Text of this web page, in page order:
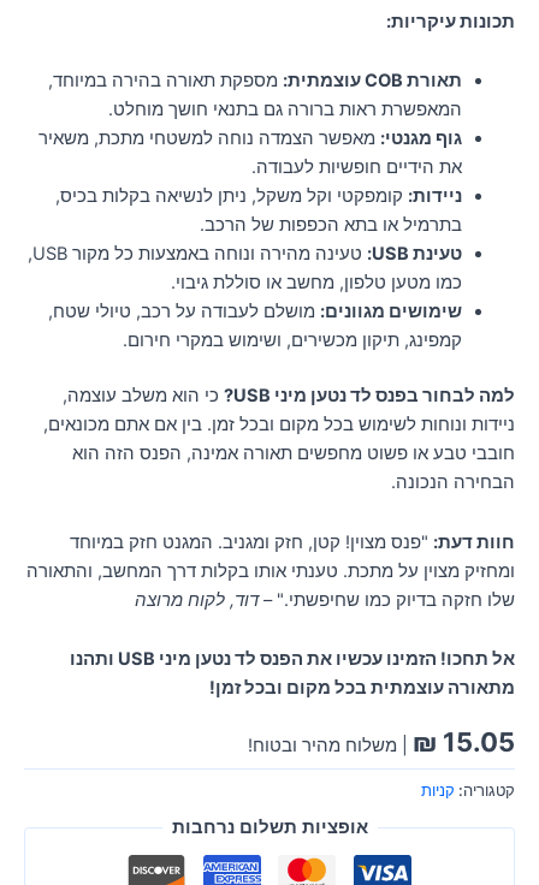
תכונות עיקריות:
תאורת COB עוצמתית:
מספקת תאורה בהירה במיוחד,
המאפשרת ראות ברורה גם בתנאי חושך מוחלט.
גוף מגנטי: מאפשר הצמדה נוחה למשטחי מתכת, משאיר
את הידיים חופשיות לעבודה.
ניידות: קומפקטי וקל משקל, ניתן לנשיאה בקלות בכיס,
בתרמיל או בתא הכפפות של הרכב.
טעינת USB:
טעינה מהירה ונוחה באמצעות כל מקור USB,
כמו מטען טלפון, מחשב או סוללת גיבוי.
שימושים מגוונים: מושלם לעבודה על רכב, טיולי שטח,
קמפינג, תיקון מכשירים, ושימוש במקרי חירום.
למה לבחור בפנס לד נטען מיני USB?
כי הוא משלב עוצמה,
ניידות ונוחות לשימוש בכל מקום ובכל זמן. בין אם אתם מכונאים,
חובבי טבע או פשוט מחפשים תאורה אמינה, הפנס הזה הוא
הבחירה הנכונה.
חוות דעת: "פנס מצוין! קטן, חזק ומגניב. המגנט חזק במיוחד
ומחזיק מצוין על מתכת. טענתי אותו בקלות דרך המחשב, והתאורה
שלו חזקה בדיוק כמו שחיפשתי." –דוד, לקוח מרוצה
אל תחכו! הזמינו עכשיו את הפנס לד נטען מיני USB ותהנו
מתאורה עוצמתית בכל מקום ובכל זמן!
₪ 15.05 | משלוח מהיר ובטוח!
קטגוריה: קניות
אופציות תשלום נרחבות